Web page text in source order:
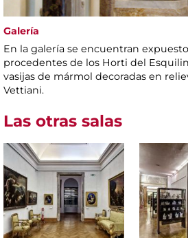
Galería
En la galería se encuentran
procedentes de los Horti del
vasijas de mármol decoradas en
Vettiani.
Las otras salas